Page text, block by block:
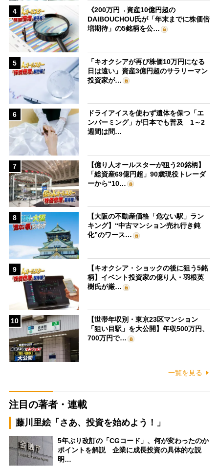
4
《200万円→資産10億円超の
DAIBOUCHOU氏が「年末までに株価倍
増期待」の5銘柄を公…
5
「キオクシアが再び株価10万円になる
日は遠い」資産3億円超のサラリーマン
投資家が…
6
ドライアイスを使わず遺体を保つ「エ
ンバーミング」が日本でも普及 1～2
週間は問…
7
【億り人オールスターが狙う20銘柄】
「総資産69億円超」90歳現役トレーダ
ーから“10…
8
【大阪の不動産価格「危ない駅」ラン
キング】“中古マンション売れ行き鈍
化”のワース…
9
【キオクシア・ショックの後に狙う5銘
柄】イベント投資家の億り人・羽根英
樹氏が厳…
10
【世帯年収別・東京23区マンション
「狙い目駅」を大公開】年収500万円、
700万円で…
一覧を見る
注目の著者・連載
藤川里絵「さあ、投資を始めよう！」
5年ぶり改訂の「CGコード」、何が変わったのか
ポイントを解説 企業に成長投資の具体的な説
明…